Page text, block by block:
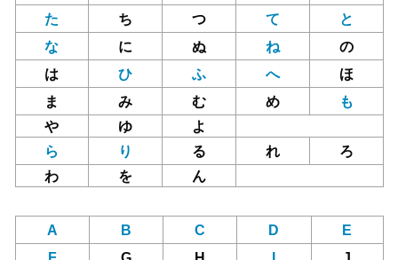
た
ち つ て
と
な
に ぬ ね
の
は
ひ ふ へ
ほ
ま
み む め
も
や
ゆ
よ
ら
り る れ
ろ
わ
を ん
A B C D
E